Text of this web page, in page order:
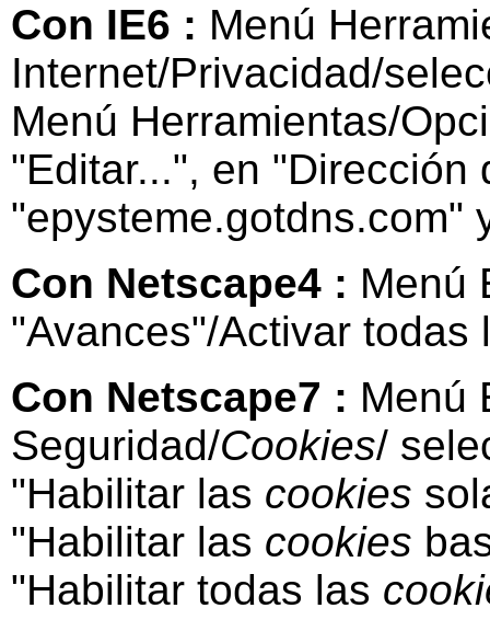
Con IE6 : Menú
Internet/Privacidad/
Menú Herramientas/
"Editar...", en "Dirección
"epysteme.gotdns.com"
Con Netscape4 : Menú
"Avances"/Activar todas
Con Netscape7 : Menú
Seguridad/Cookies/
"Habilitar las cookies
"Habilitar las cookies
"Habilitar todas las